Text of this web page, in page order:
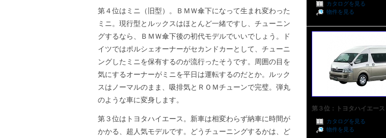
第４位はミニ（旧型）。ＢＭＷ傘下になって生まれ変わった
ミニ。現行型とルックスはほとんど一緒ですし、チューニン
グするなら、ＢＭＷ傘下後の初代モデルでいいでしょう。ド
イツではポルシェオーナーがセカンドカーとして、チューニ
ングしたミニを保有するのが流行ったそうです。周囲の目を
気にするオーナーがミニを平日は運転するのだとか。ルック
スはノーマルのまま、吸排気とＲＯＭチューンで完璧。弾丸
のような車に変身します。
第３位はトヨタハイエース。新車は相変わらず納車に時間が
かかる、超人気モデルです。どうチューニングするかは、ど
カタログを見る
物件を見る
第３位：トヨタハイエース
カタログを見る
物件を見る